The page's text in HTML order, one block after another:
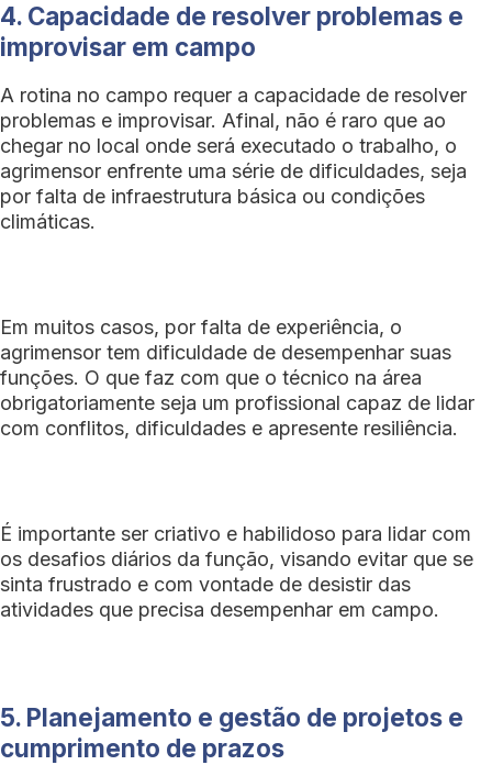
4. Capacidade de resolver problemas e
improvisar em campo
A rotina no campo requer a capacidade de resolver
problemas e improvisar. Afinal, não é raro que ao
chegar no local onde será executado o trabalho, o
agrimensor enfrente uma série de dificuldades, seja
por falta de infraestrutura básica ou condições
climáticas.
Em muitos casos, por falta de experiência, o
agrimensor tem dificuldade de desempenhar suas
funções. O que faz com que o técnico na área
obrigatoriamente seja um profissional capaz de lidar
com conflitos, dificuldades e apresente resiliência.
É importante ser criativo e habilidoso para lidar com
os desafios diários da função, visando evitar que se
sinta frustrado e com vontade de desistir das
atividades que precisa desempenhar em campo.
5. Planejamento e gestão de projetos e
cumprimento de prazos